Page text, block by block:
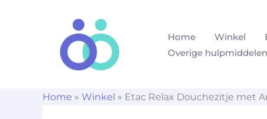
Home Winkel
Overige hulpmiddelen
Home » Winkel » Etac Relax Douchezitje met